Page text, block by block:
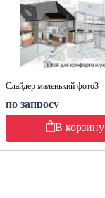
Слайдер маленький фото3
по запросу
В корзину